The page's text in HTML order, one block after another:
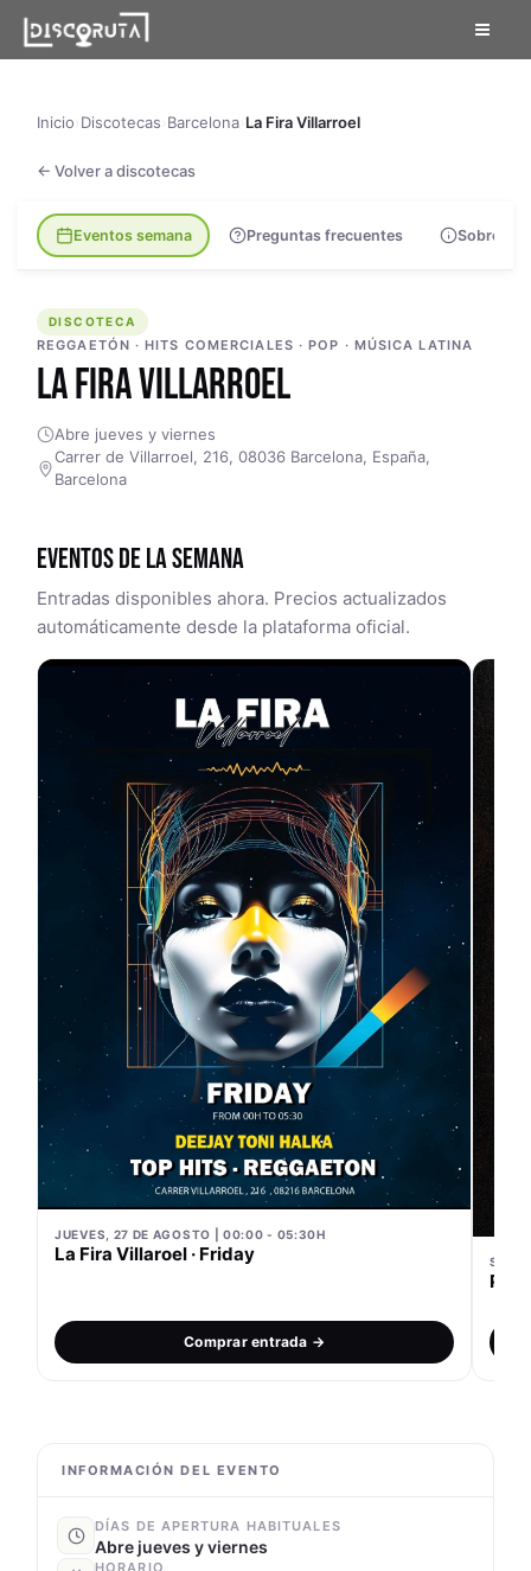
content
Inicio Discotecas Barcelona La Fira Villarroel
← Volver a discotecas
DISCOTECA
Eventos semana Preguntas frecuentes Sobre la
DISCOTECA
REGGAETÓN · HITS COMERCIALES · POP · MÚSICA LATINA
LA FIRA VILLARROEL
Abre jueves y viernes
Carrer de Villarroel, 216, 08036 Barcelona, España,
Barcelona
INFORMACIÓN DEL EVENTO
DÍAS DE APERTURA HABITUALES
Abre jueves y viernes
HORARIO
EVENTOS DE LA SEMANA
Entradas disponibles ahora. Precios actualizados
automáticamente desde la plataforma oficial.
JUEVES, 27 DE AGOSTO | 00:00 - 05:30H
La Fira Villaroel · Friday
Comprar entrada →